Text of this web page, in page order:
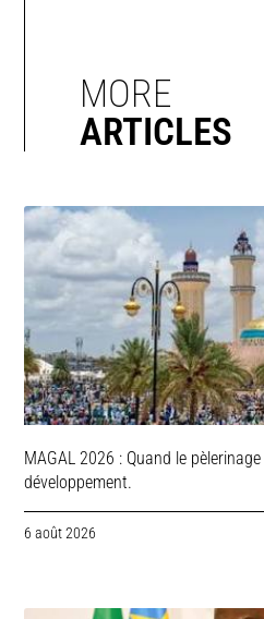
MORE
ARTICLES
MAGAL 2026 : Quand le
développement.
6 août 2026